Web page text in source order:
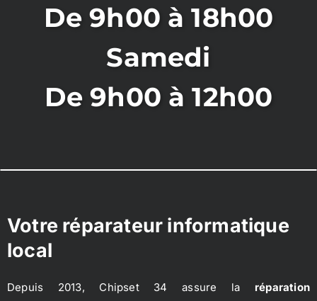
De 9h00 à 18h00
Samedi
De 9h00 à 12h00
Votre réparateur informatique
local
Depuis 2013, Chipset 34 assure la réparation